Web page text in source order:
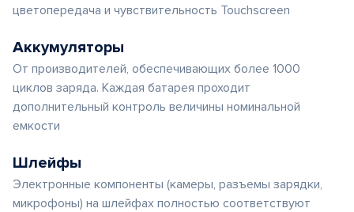
цветопередача и чувствительность Touchscreen
Аккумуляторы
От производителей, обеспечивающих более 1000
циклов заряда. Каждая батарея проходит
дополнительный контроль величины номинальной
емкости
Шлейфы
Электронные компоненты (камеры, разъемы зарядки,
микрофоны) на шлейфах полностью соответствуют